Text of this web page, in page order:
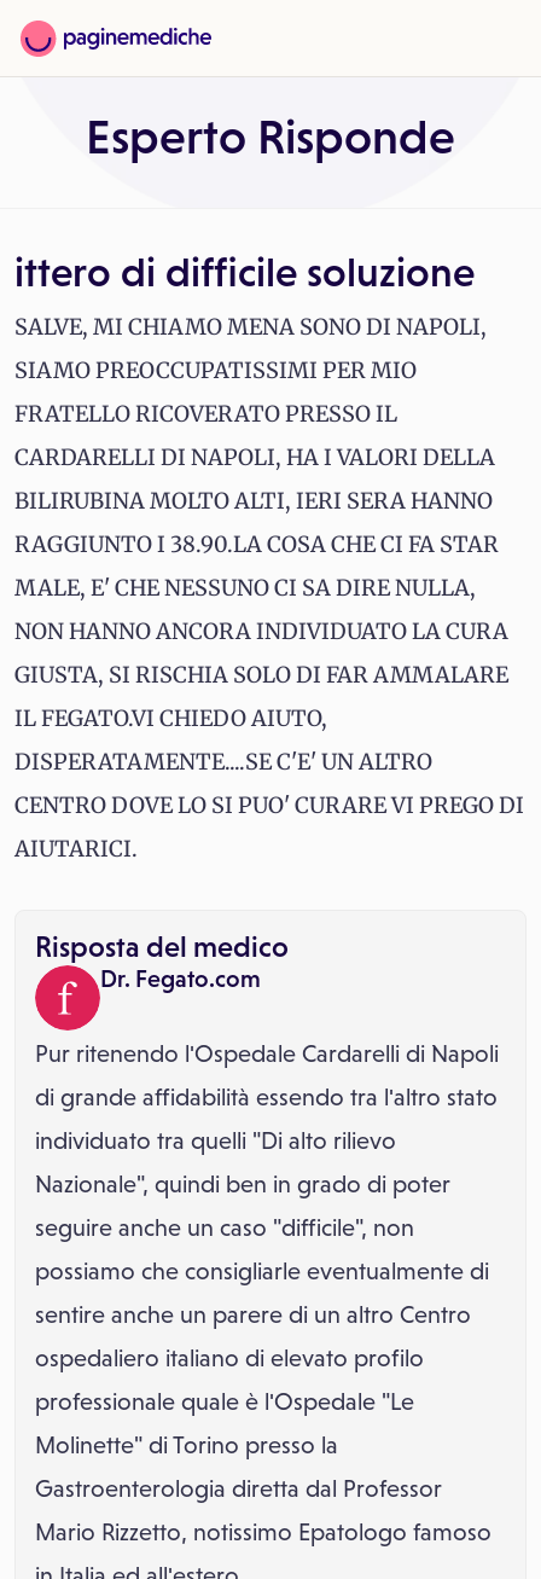
Esperto Risponde
ittero di difficile soluzione
SALVE, MI CHIAMO MENA SONO DI NAPOLI,
SIAMO PREOCCUPATISSIMI PER MIO
FRATELLO RICOVERATO PRESSO IL
CARDARELLI DI NAPOLI, HA I VALORI DELLA
BILIRUBINA MOLTO ALTI, IERI SERA HANNO
RAGGIUNTO I 38.90.LA COSA CHE CI FA STAR
MALE, E' CHE NESSUNO CI SA DIRE NULLA,
NON HANNO ANCORA INDIVIDUATO LA CURA
GIUSTA, SI RISCHIA SOLO DI FAR AMMALARE
IL FEGATO.VI CHIEDO AIUTO,
DISPERATAMENTE....SE C'E' UN ALTRO
CENTRO DOVE LO SI PUO' CURARE VI PREGO DI
AIUTARICI.
Risposta del medico
Dr. Fegato.com
Pur ritenendo l'Ospedale Cardarelli di Napoli
di grande affidabilità essendo tra l'altro stato
individuato tra quelli "Di alto rilievo
Nazionale", quindi ben in grado di poter
seguire anche un caso "difficile", non
possiamo che consigliarle eventualmente di
sentire anche un parere di un altro Centro
ospedaliero italiano di elevato profilo
professionale quale è l'Ospedale "Le
Molinette" di Torino presso la
Gastroenterologia diretta dal Professor
Mario Rizzetto, notissimo Epatologo famoso